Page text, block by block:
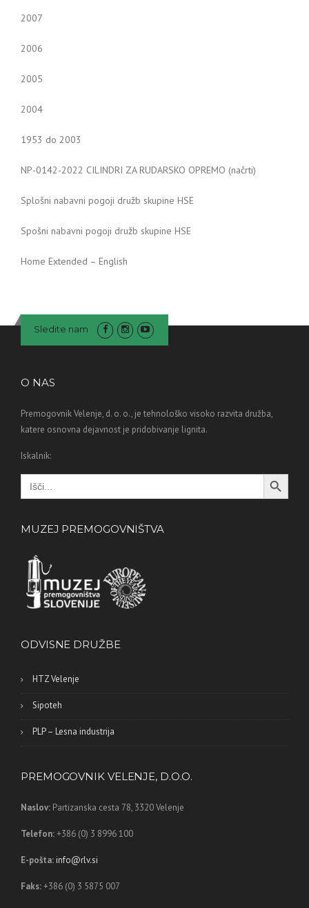
2007
2006
2005
2004
1953 do 2003
NP-0142-2022 CILINDRI ZA RUDARSKO OPREMO (načrti)
Splošni nabavni pogoji družb skupine HSE
Spošni nabavni pogoji družb skupine HSE
Home Extended – English
Sledite nam
O NAS
Premogovnik Velenje, d. o. o., je tehnološko visoko razvita družba,
katere osnovna dejavnost je pridobivanje lignita.
Iskalnik:
Search
for:
Search Button
MUZEJ PREMOGOVNIŠTVA
ODVISNE DRUŽBE
HTZ Velenje
Sipoteh
PLP – Lesna industrija
PREMOGOVNIK VELENJE, D.O.O.
Naslov: Partizanska cesta 78, 3320 Velenje
Telefon:+386 (0) 3 8996 100
E-pošta: info@rlv.si
Faks:+386 (0) 3 5875 007